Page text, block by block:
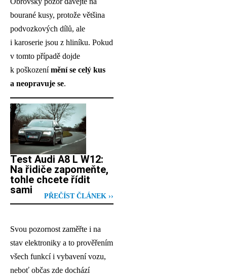
bourané kusy, protože většina
podvozkových dílů, ale
i karoserie jsou z hliníku. Pokud
v tomto případě dojde
k poškozenímění se celý kus
a neopravuje se.
Test Audi A8 L W12:
Na řidiče zapomeňte,
tohle chcete řídit
sami
PŘEČÍST ČLÁNEK ››
Svou pozornost zaměřte i na
stav elektroniky a to prověřením
všech funkcí i vybavení vozu,
neboť občas zde dochází